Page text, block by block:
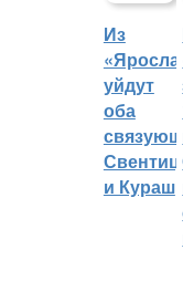
Из
уйдут
оба
и Кураш